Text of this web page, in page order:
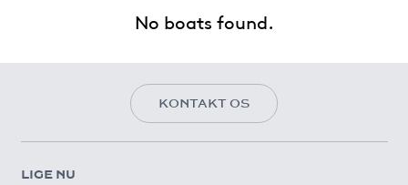
No boats found.
KONTAKT OS
LIGE NU